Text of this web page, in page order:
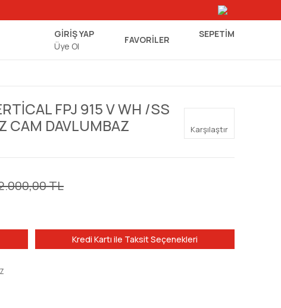
GİRİŞ YAP
Üye Ol
FAVORİLER SEPETIM
FPJ 915 V WH /SS
CAM DAVLUMBAZ
Karşılaştır
TL
Kredi Kartı ile Taksit Seçenekleri